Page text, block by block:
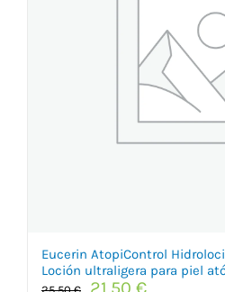
Eucerin AtopiControl
Loción ultraligera para piel
El
El